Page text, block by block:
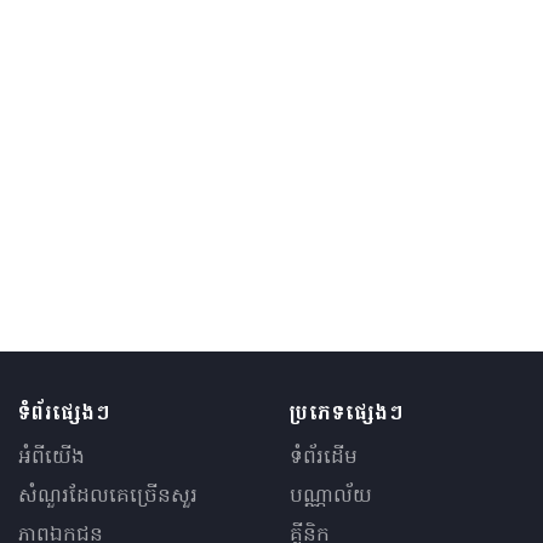
ទំព័រផ្សេងៗ
អំពីយើង
សំណួរ​ដែលគេ​ច្រើន​សួរ
ភាពឯកជន
ប្រភេទផ្សេងៗ
ទំព័រដើម
បណ្ណាល័យ
គ្លីនិក